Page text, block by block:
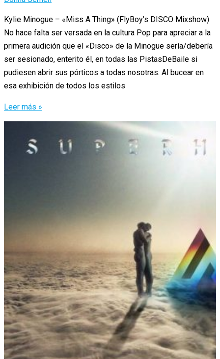
Kylie Minogue – «Miss A Thing» (FlyBoy’s DISCO Mixshow)
No hace falta ser versada en la cultura Pop para apreciar a la
primera audición que el «Disco» de la Minogue sería/debería
ser sesionado, enterito él, en todas las PistasDeBaile si
pudiesen abrir sus pórticos a todas nosotras. Al bucear en
esa exhibición de todos los estilos
Kylie
Minogue
54’
De
La
Minogue
Y
Dj.
FlyBoy
Leer más »